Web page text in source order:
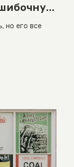
но его все